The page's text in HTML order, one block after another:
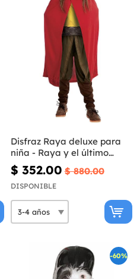
Disfraz Raya deluxe para
niña - Raya y el último
dragón
$ 352.00 $ 880.00
DISPONIBLE
-60%